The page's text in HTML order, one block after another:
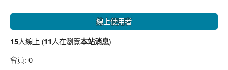
線上使用者
15人線上 (11人在瀏覽本站消息)
會員: 0